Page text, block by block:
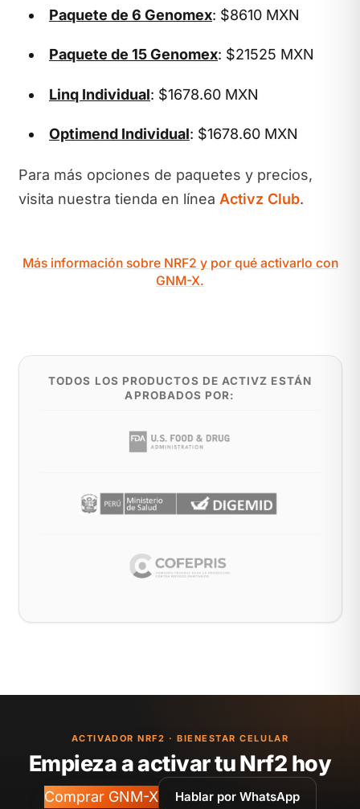
Paquete de 6 Genomex: $8610 MXN
Paquete de 15 Genomex: $21525 MXN
Linq Individual: $1678.60 MXN
Optimend Individual: $1678.60 MXN
Para más opciones de paquetes y precios,
visita nuestra tienda en línea Activz Club.
Más información sobre NRF2 y por qué activarlo con
GNM-X.
TODOS LOS PRODUCTOS DE ACTIVZ ESTÁN
APROBADOS POR:
ACTIVADOR NRF2 · BIENESTAR CELULAR
Empieza a activar tu Nrf2 hoy
Comprar GNM-X Hablar por WhatsApp